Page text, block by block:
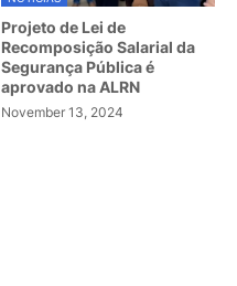
Projeto de Lei de
Recomposição Salarial da
Segurança Pública é
aprovado na ALRN
November 13, 2024